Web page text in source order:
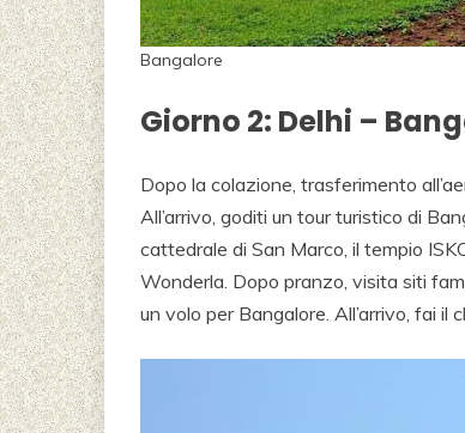
Bangalore
Giorno 2: Delhi –
Dopo la colazione, trasferimento
All’arrivo, goditi un tour turistico di
cattedrale di San Marco, il tempio
Wonderla. Dopo pranzo, visita siti
un volo per Bangalore. All’arrivo, fai